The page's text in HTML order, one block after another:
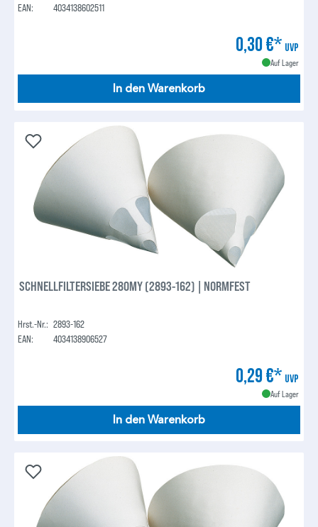
EAN:
4034138602511
0,30 €* UVP
Auf Lager
In den Warenkorb
SCHNELLFILTERSIEBE 280MY (2893-162) | NORMFEST
Hrst.-Nr.: 2893-162
EAN:
4034138906527
0,29 €* UVP
Auf Lager
In den Warenkorb